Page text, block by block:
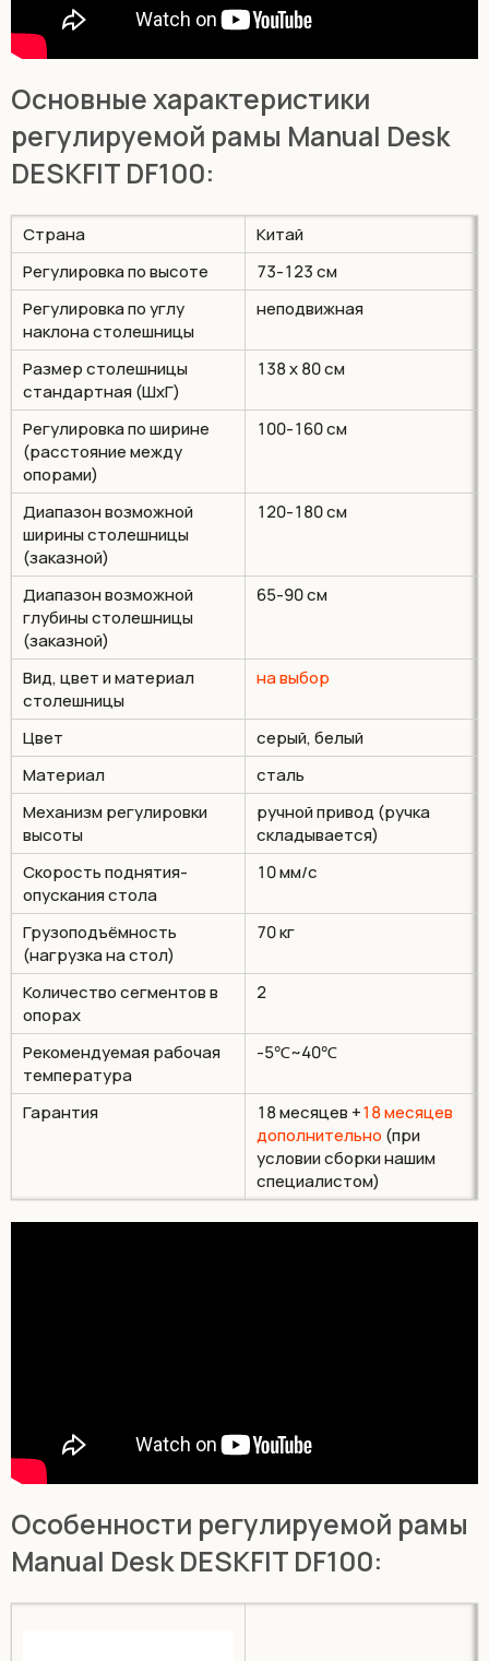
Основные характеристики
регулируемой рамы Manual Desk
DESKFIT DF100:
Страна
Китай
Регулировка по высоте
73-123 см
Регулировка по углу
наклона столешницы
неподвижная
Размер столешницы
стандартная (ШхГ)
138 х 80 см
Регулировка по ширине
(расстояние между
опорами)
100-160 см
Диапазон возможной
ширины столешницы
(заказной)
120-180 см
Диапазон возможной
глубины столешницы
(заказной)
65-90 см
Вид, цвет и материал
столешницы
на выбор
Цвет
серый, белый
Материал
сталь
Механизм регулировки
высоты
ручной привод (ручка
складывается)
Cкорость поднятия-
опускания стола
10 мм/с
Грузоподъёмность
(нагрузка на стол)
70 кг
Количество сегментов в
опорах
2
Рекомендуемая рабочая
температура
-5℃~40℃
Гарантия 18 месяцев +18 месяцев
дополнительно (при
условии сборки нашим
специалистом)
Особенности регулируемой рамы
Manual Desk DESKFIT DF100: